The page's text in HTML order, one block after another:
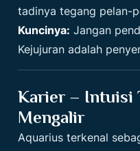
tadinya tegang pelan-
Kuncinya: Jangan
Kejujuran adalah
Karier – Intuisi
Mengalir
Aquarius terkenal